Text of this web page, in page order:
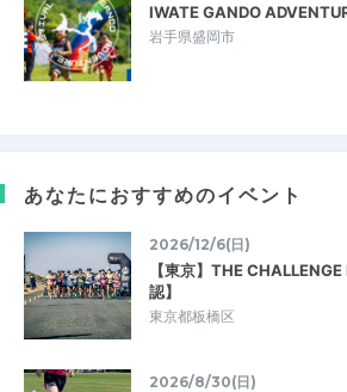
IWATE GANDO
岩手県盛岡市
あなたにおすすめのイベント
2026/12/6(日)
【東京】THE
認】
東京都板橋区
2026/8/30(日)